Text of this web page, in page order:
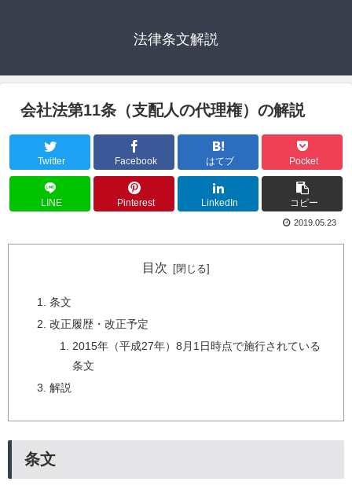
法律条文解説
会社法第11条（支配人の代理権）の解説
Twitter Facebook はてブ Pocket
LINE Pinterest LinkedIn コピー
2019.05.23
目次
条文
改正履歴・改正予定
2015年（平成27年）8月1日時点で施行されている
条文
解説
条文